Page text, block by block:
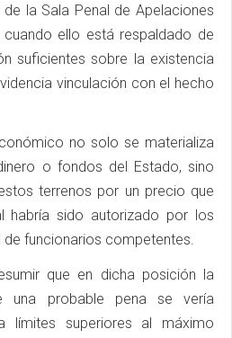
la Sala Penal de Apelaciones
ello está respaldado de
suficientes sobre la existencia
vinculación con el hecho
no solo se materializa
o fondos del Estado, sino
terrenos por un precio que
habría sido autorizado por los
funcionarios competentes.
que en dicha posición la
una probable pena se vería
límites superiores al máximo